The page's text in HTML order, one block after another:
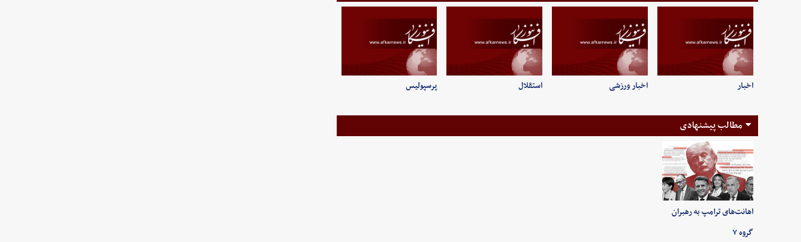
اخبار اخبار ورزشی استقلال پرسپولیس
مطالب پیشنهادی
اهانت‌های ترامپ به رهبران
گروه ۷